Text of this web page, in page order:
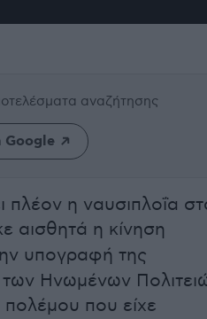
αναζήτησης
Google
πλέον η ναυσιπλοΐα
αισθητά η κίνηση
υπογραφή της
Ηνωμένων
πολέμου που είχε